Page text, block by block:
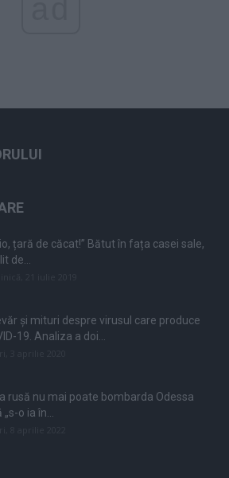
țară de căcat!” Bătut în fața casei sale,
de...
și mituri despre virusul care produce
19. Analiza a doi...
rusă nu mai poate bombarda Odessa
o ia în...